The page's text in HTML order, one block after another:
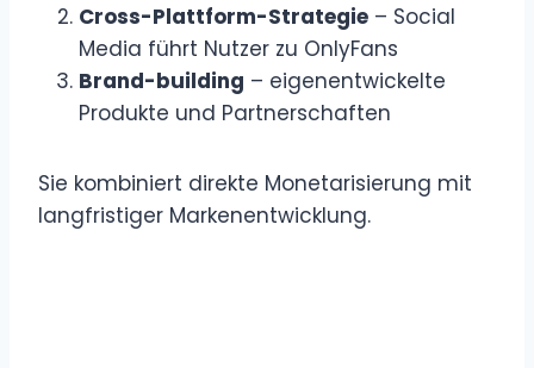
Cross-Plattform-Strategie – Social
Media führt Nutzer zu OnlyFans
Brand-building – eigenentwickelte
Produkte und Partnerschaften
Sie kombiniert direkte Monetarisierung mit
langfristiger Markenentwicklung.